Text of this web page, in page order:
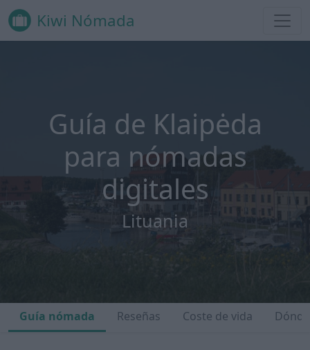
Kiwi Nómada
Guía de Klaipėda
para nómadas
digitales
Lituania
Guía nómada Reseñas Coste de vida